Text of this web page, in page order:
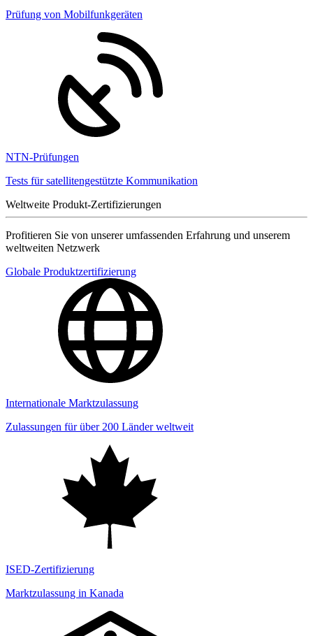
Prüfung von Mobilfunkgeräten
NTN-Prüfungen
Tests für satellitengestützte Kommunikation
Weltweite Produkt-Zertifizierungen
Profitieren Sie von unserer umfassenden Erfahrung und unserem
weltweiten Netzwerk
Globale Produktzertifizierung
Internationale Marktzulassung
Zulassungen für über 200 Länder weltweit
ISED-Zertifizierung
Marktzulassung in Kanada